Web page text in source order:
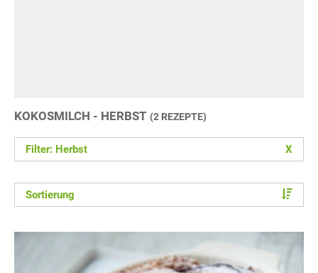
KOKOSMILCH - HERBST (2 REZEPTE)
Filter: Herbst X
Sortierung